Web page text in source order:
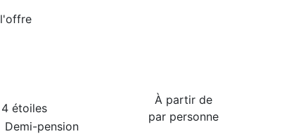
l'offre
À partir de
par personne
4 étoiles
Demi-pension